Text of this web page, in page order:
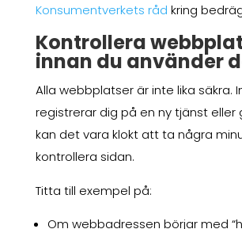
Konsumentverkets råd kring
Kontrollera
innan du använder
Alla webbplatser är inte lika säkra.
registrerar dig på en ny tjänst eller
kan det vara klokt att ta några
kontrollera sidan.
Titta till exempel på:
Om webbadressen börjar med